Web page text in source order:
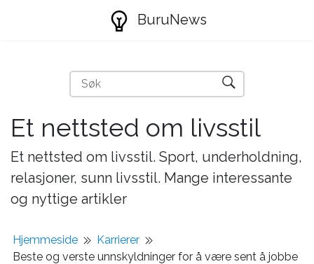
BuruNews
Et nettsted om livsstil
Et nettsted om livsstil. Sport, underholdning,
relasjoner, sunn livsstil. Mange interessante
og nyttige artikler
Hjemmeside
Karrierer
Beste og verste unnskyldninger for å være sent å jobbe